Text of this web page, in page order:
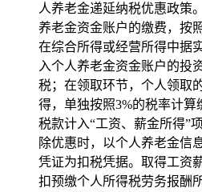
人养老金递延纳税优惠政策
养老金资金账户的缴费，按
在综合所得或经营所得中据
入个人养老金资金账户的投
税；在领取环节，个人领取
得，单独按照3%的税率计
税款计入“工资、薪金所得”
除优惠时，以个人养老金信
凭证为扣税凭据。取得工资
扣预缴个人所得税劳务报酬